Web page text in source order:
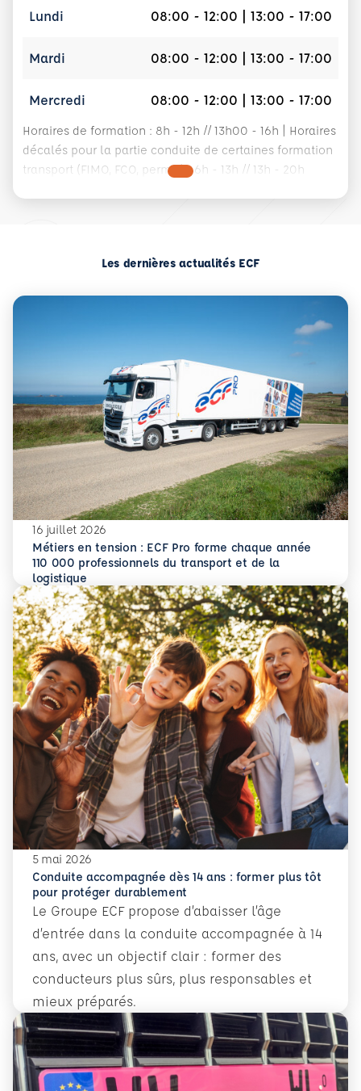
Lundi 08:00 - 12:00 | 13:00 - 17:00
Mardi 08:00 - 12:00 | 13:00 - 17:00
Mercredi 08:00 - 12:00 | 13:00 - 17:00
Horaires de formation : 8h - 12h // 13h00 - 16h | Horaires
décalés pour la partie conduite de certaines formation
transport (FIMO, FCO, permis) : 6h - 13h // 13h - 20h
Les dernières actualités ECF
16 juillet 2026
Métiers en tension : ECF Pro forme chaque année
110 000 professionnels du transport et de la
logistique
En savoir plus
Métiers en tension : ECF Pro forme chaque année 110
5 mai 2026
Conduite accompagnée dès 14 ans : former plus tôt
pour protéger durablement
Le Groupe ECF propose d’abaisser l’âge
d’entrée dans la conduite accompagnée à 14
ans, avec un objectif clair : former des
conducteurs plus sûrs, plus responsables et
mieux préparés.
En savoir plus
Conduite accompagnée dès 14 ans : former plus tôt pour